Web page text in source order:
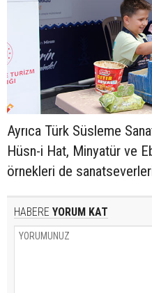
Ayrıca Türk Süsleme
Hüsn-i Hat, Minyatür ve
örnekleri de
HABERE YORUM KAT